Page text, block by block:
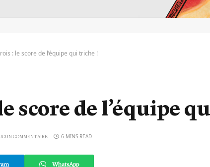
: le score de l’équipe qui triche !
score de l’équipe
COMMENTAIRE 6 MINS READ
WhatsApp